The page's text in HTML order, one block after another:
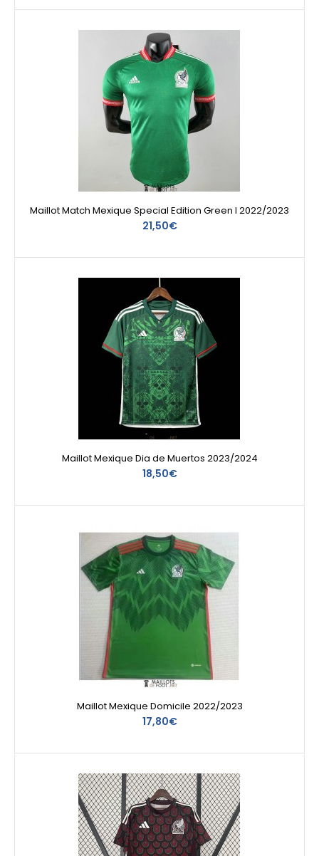
Maillot Match Mexique Special Edition Green I 2022/2023
21,50€
Maillot Mexique Dia de Muertos 2023/2024
18,50€
Maillot Mexique Domicile 2022/2023
17,80€